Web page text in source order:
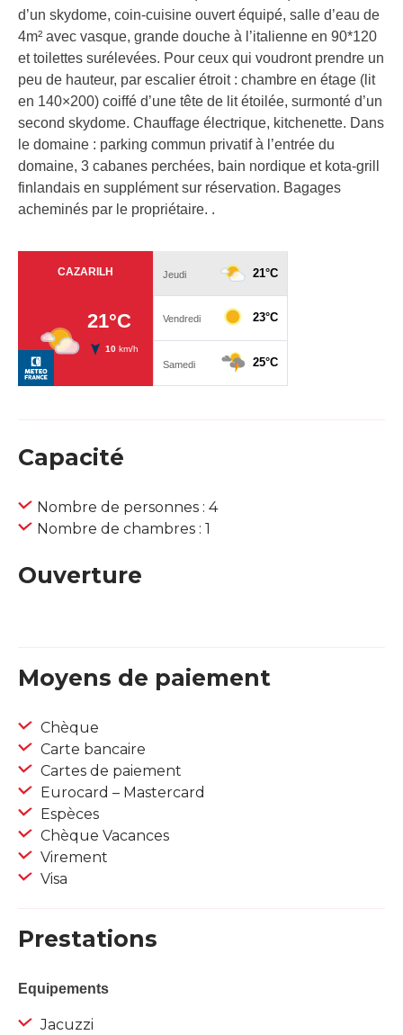
d’un skydome, coin-cuisine ouvert équipé, salle d’eau de
4m² avec vasque, grande douche à l’italienne en 90*120
et toilettes surélevées. Pour ceux qui voudront prendre un
peu de hauteur, par escalier étroit : chambre en étage (lit
en 140×200) coiffé d’une tête de lit étoilée, surmonté d’un
second skydome. Chauffage électrique, kitchenette. Dans
le domaine : parking commun privatif à l’entrée du
domaine, 3 cabanes perchées, bain nordique et kota-grill
finlandais en supplément sur réservation. Bagages
acheminés par le propriétaire. .
Capacité
Nombre de personnes : 4
Nombre de chambres : 1
Ouverture
Moyens de paiement
Chèque
Carte bancaire
Cartes de paiement
Eurocard – Mastercard
Espèces
Chèque Vacances
Virement
Visa
Prestations
Equipements
Jacuzzi